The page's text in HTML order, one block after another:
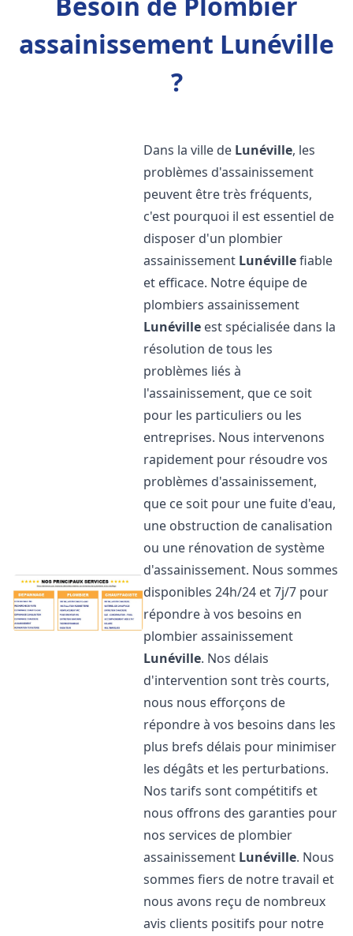
assainissement Lunéville
?
Dans la ville de Lunéville, les
problèmes d'assainissement
peuvent être très fréquents,
c'est pourquoi il est essentiel de
disposer d'un plombier
assainissement Lunévillefiable
et efficace. Notre équipe de
plombiers assainissement
Lunéville est spécialisée dans la
résolution de tous les
problèmes liés à
l'assainissement, que ce soit
pour les particuliers ou les
entreprises. Nous intervenons
rapidement pour résoudre vos
problèmes d'assainissement,
que ce soit pour une fuite d'eau,
une obstruction de canalisation
ou une rénovation de système
d'assainissement. Nous sommes
disponibles 24h/24 et 7j/7 pour
répondre à vos besoins en
plombier assainissement
Lunéville. Nos délais
d'intervention sont très courts,
nous nous efforçons de
répondre à vos besoins dans les
plus brefs délais pour minimiser
les dégâts et les perturbations.
Nos tarifs sont compétitifs et
nous offrons des garanties pour
nos services de plombier
assainissement Lunéville. Nous
sommes fiers de notre travail et
nous avons reçu de nombreux
avis clients positifs pour notre